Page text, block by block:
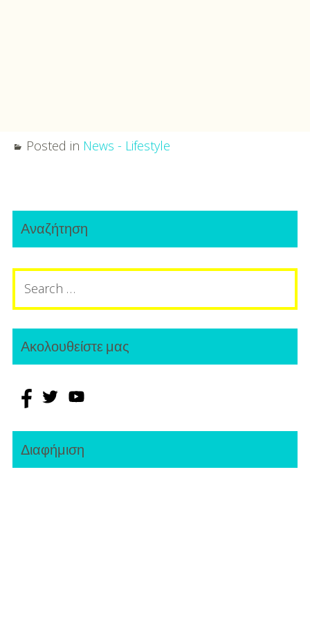
Posted in News - Lifestyle
navigation
Primary
Sidebar
Αναζήτηση
Search
for:
Ακολουθείστε μας
Διαφήμιση